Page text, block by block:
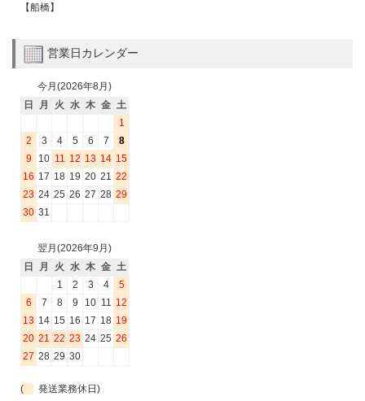
【船橋】
営業日カレンダー
今月(2026年8月)
日
月 火 水 木 金 土
1
2
3 4 5 6 7
8
9
10 11 12 13 14 15
16 17 18 19 20 21 22
23 24 25 26 27 28 29
30 31
翌月(2026年9月)
日
月 火 水 木 金 土
1
2 3 4
5
6
7 8 9 10 11 12
13 14 15 16 17 18 19
20 21 22 23 24 25 26
27 28 29 30
( 発送業務休日)